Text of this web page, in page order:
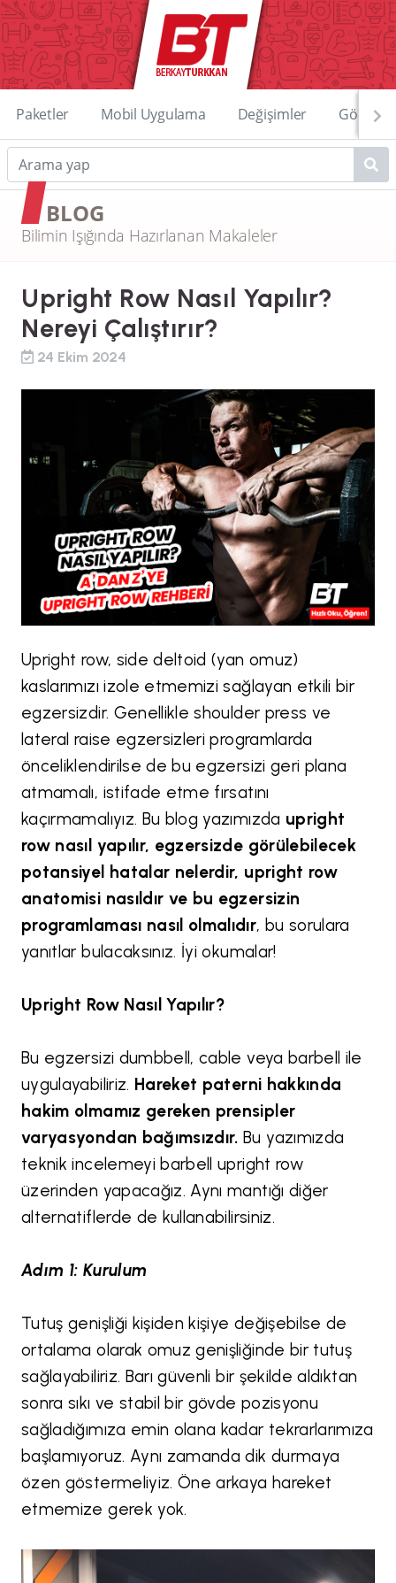
Paketler Mobil Uygulama Değişimler
BLOG
Bilimin Işığında Hazırlanan Makaleler
Upright Row Nasıl Yapılır?
Nereyi Çalıştırır?
24 Ekim 2024
Upright row, side deltoid (yan omuz)
kaslarımızı izole etmemizi sağlayan etkili bir
egzersizdir. Genellikle shoulder press ve
lateral raise egzersizleri programlarda
önceliklendirilse de bu egzersizi geri plana
atmamalı, istifade etme fırsatını
kaçırmamalıyız. Bu blog yazımızda upright
row nasıl yapılır, egzersizde görülebilecek
potansiyel hatalar nelerdir, upright row
anatomisi nasıldır ve bu egzersizin
programlaması nasıl olmalıdır, bu sorulara
yanıtlar bulacaksınız. İyi okumalar!
Upright Row Nasıl Yapılır?
Bu egzersizi dumbbell, cable veya barbell ile
uygulayabiliriz. Hareket paterni hakkında
hakim olmamız gereken prensipler
varyasyondan bağımsızdır. Bu yazımızda
teknik incelemeyi barbell upright row
üzerinden yapacağız. Aynı mantığı diğer
alternatiflerde de kullanabilirsiniz.
Adım 1: Kurulum
Tutuş genişliği kişiden kişiye değişebilse de
ortalama olarak omuz genişliğinde bir tutuş
sağlayabiliriz. Barı güvenli bir şekilde aldıktan
sonra sıkı ve stabil bir gövde pozisyonu
sağladığımıza emin olana kadar tekrarlarımıza
başlamıyoruz. Aynı zamanda dik durmaya
özen göstermeliyiz. Öne arkaya hareket
etmemize gerek yok.